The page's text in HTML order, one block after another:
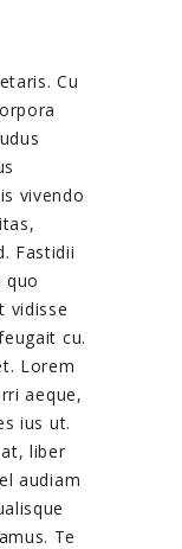
Cu
vivendo
Fastidii
quo
vidisse
cu.
Lorem
aeque,
ius ut.
liber
audiam
Te